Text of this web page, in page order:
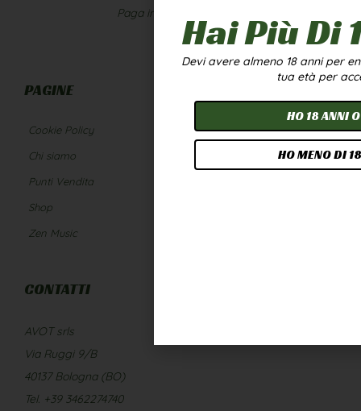
Paga in modo sicuro con
PAGINE
Cookie Policy
Chi siamo
Punti Vendita
Shop
Zen Music
Diventa rivenditore
CONTATTI
AVOT srls
Via Ruggi 9/B
40137 Bologna (BO)
Tel. +39 3462274740
Hai Più Di
Devi avere almeno 18 anni per
tua età per
HO 18 ANNI
HO MENO DI